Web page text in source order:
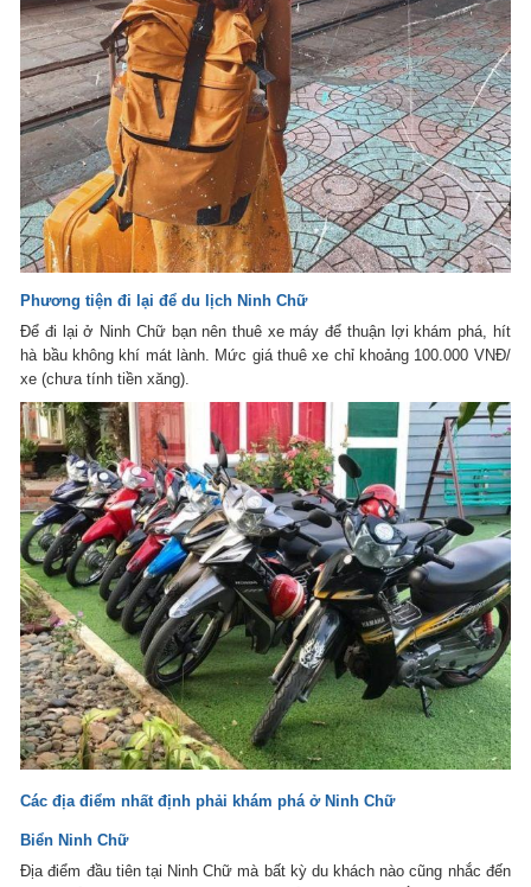
Phương tiện đi lại để du lịch Ninh Chữ
Để đi lại ở Ninh Chữ bạn nên thuê xe máy để thuận lợi khám phá, hít
hà bầu không khí mát lành. Mức giá thuê xe chỉ khoảng 100.000 VNĐ/
xe (chưa tính tiền xăng).
Các địa điểm nhất định phải khám phá ở Ninh Chữ
Biển Ninh Chữ
Địa điểm đầu tiên tại Ninh Chữ mà bất kỳ du khách nào cũng nhắc đến